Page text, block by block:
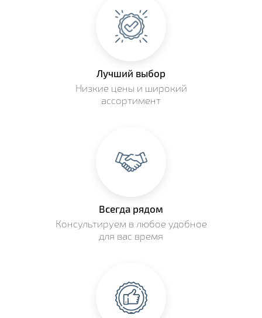
Лучший выбор
Низкие цены и широкий
ассортимент
Всегда рядом
Консультируем в любое удобное
для вас время